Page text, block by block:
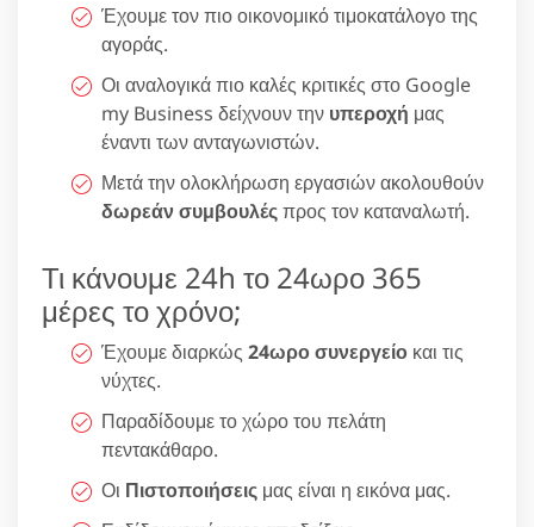
Έχουμε τον πιο οικονομικό τιμοκατάλογο της
αγοράς.
Οι αναλογικά πιο καλές κριτικές στο Google
my Business δείχνουν την υπεροχή μας
έναντι των ανταγωνιστών.
Μετά την ολοκλήρωση εργασιών ακολουθούν
δωρεάν συμβουλέςπρος τον καταναλωτή.
Τι κάνουμε 24h το 24ωρο 365
μέρες το χρόνο;
Έχουμε διαρκώς 24ωρο συνεργείο και τις
νύχτες.
Παραδίδουμε το χώρο του πελάτη
πεντακάθαρο.
Οι Πιστοποιήσεις μας είναι η εικόνα μας.